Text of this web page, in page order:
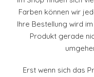
Farben können wir
Ihre Bestellung wird
Produkt gerade
Erst wenn sich das